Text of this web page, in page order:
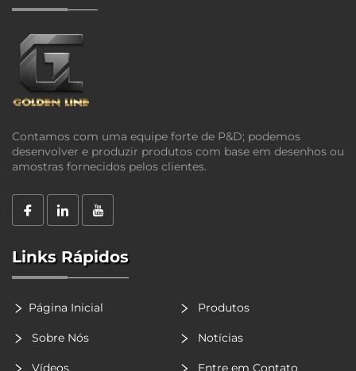
Contamos com uma equipe forte de P&D; podemos
desenvolver e produzir produtos com base em desenhos ou
amostras fornecidos pelos clientes.
Links Rápidos
Página Inicial Produtos
Sobre Nós Notícias
Vídeos Entre em Contato